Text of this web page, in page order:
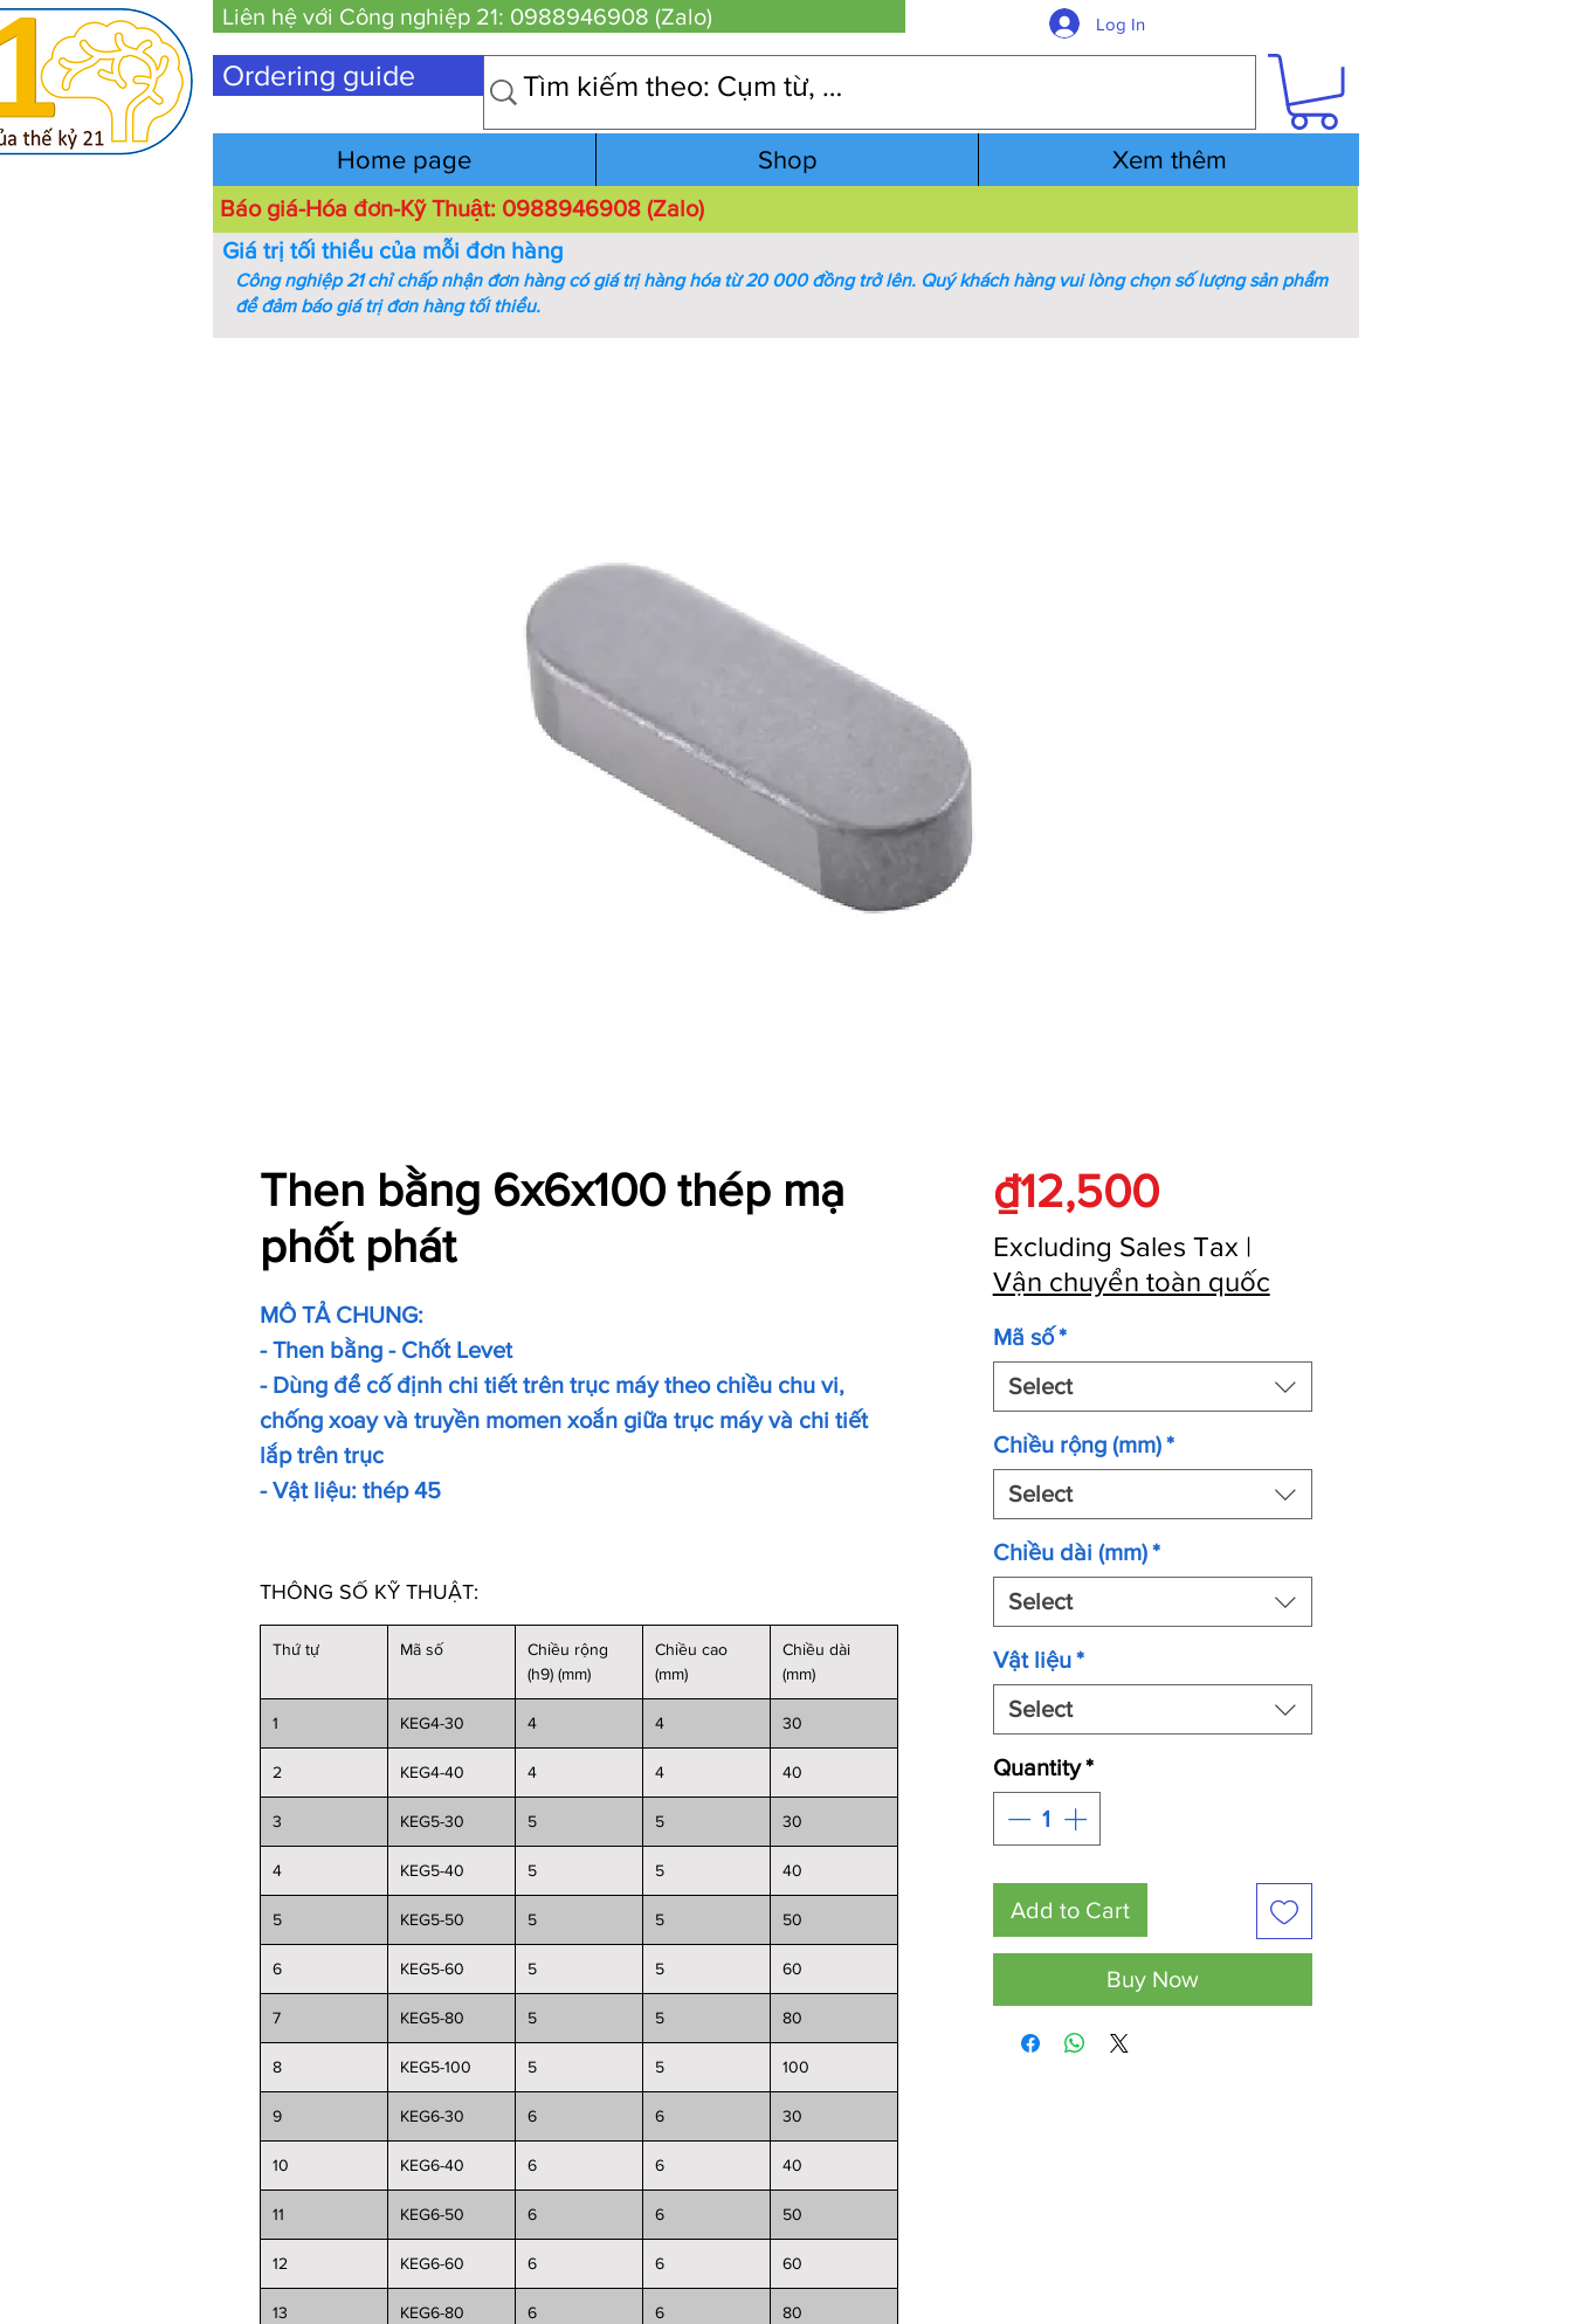
Liên hệ với Công nghiệp 21: 0988946908 (Zalo) Log In
Ordering guide
Home page Shop Xem thêm
Báo giá-Hóa đơn-Kỹ Thuật: 0988946908 (Zalo)
Then bằng 6x6x100 thép mạ
phốt phát
MÔ TẢ CHUNG:
- Then bằng - Chốt Levet
- Dùng để cố định chi tiết trên trục máy theo chiều chu vi,
chống xoay và truyền momen xoắn giữa trục máy và chi tiết
lắp trên trục
- Vật liệu: thép 45
THÔNG SỐ KỸ THUẬT:
Thứ tự Mã số
Chiều rộng
(h9) (mm)
Chiều cao
(mm)
Chiều dài
(mm)
1 KEG4-30 4 4 30
2 KEG4-40 4 4 40
3 KEG5-30 5 5 30
4 KEG5-40 5 5 40
5 KEG5-50 5 5 50
6 KEG5-60 5 5 60
7 KEG5-80 5 5 80
8 KEG5-100 5 5 100
9 KEG6-30 6 6 30
10 KEG6-40 6 6 40
11 KEG6-50 6 6 50
12 KEG6-60 6 6 60
13 KEG6-80 6 6 80
₫12,500Price
Excluding Sales Tax|
Vận chuyển toàn quốc
Mã số*
Select
Chiều rộng (mm)*
Select
Chiều dài (mm)*
Select
Vật liệu*
Select
Quantity*
Add to Cart
Buy Now
Giá trị tối thiểu của mỗi đơn hàng
Công nghiệp 21 chỉ chấp nhận đơn hàng có giá trị hàng hóa từ 20 000 đồng trở lên. Quý khách hàng vui lòng chọn số lượng sản phẩm
để đảm báo giá trị đơn hàng tối thiểu.